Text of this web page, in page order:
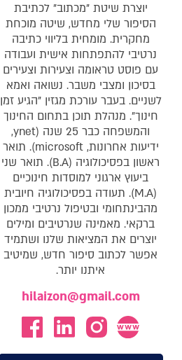
יוצרת שיטת "מכתוב" לכתיבת
הסיפור שלי מחדש, שיטה מוכחת
מחקרית. מומחית בליווי כתיבה
נרטיבי להתפתחות אישית ועבודה
עם פוסט טראומה וצעירות וצעירים
בסיכון ומצבי משבר. נשואה ואמא
לשניים. בעבר עורכת מגזין "הגיע זמן
חינוך". מנהלת תוכן בתחום החינוך
והמשפחה כבר 25 שנה (ynet,
ידיעות אחרונות, microsoft). תואר
ראשון בפסיכולוגיה (B.A). תואר שני
ביעוץ ארגוני למוסדות חינוכיים
(M.A). תעודה בפסיכולוגיה חיובית
מהבינתחומי ובטיפול נרטיבי ממכון
ברקאי. מאמינה שנרטיבים ומילים
יוצרים את המציאות שלנו ושתמיד
אפשר לכתוב סיפור חדש, שמיטיב
איתנו יותר.
hilaizon@gmail.com